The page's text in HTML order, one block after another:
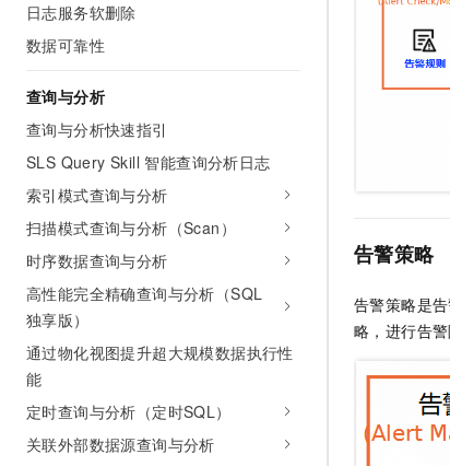
日志服务软删除
数据可靠性
查询与分析
查询与分析快速指引
SLS Query Skill 智能查询分析日志
索引模式查询与分析
扫描模式查询与分析（Scan）
时序数据查询与分析
高性能完全精确查询与分析（SQL
独享版）
通过物化视图提升超大规模数据执行性
能
定时查询与分析（定时SQL）
关联外部数据源查询与分析
告警策略
告警策略是
略，进行告警